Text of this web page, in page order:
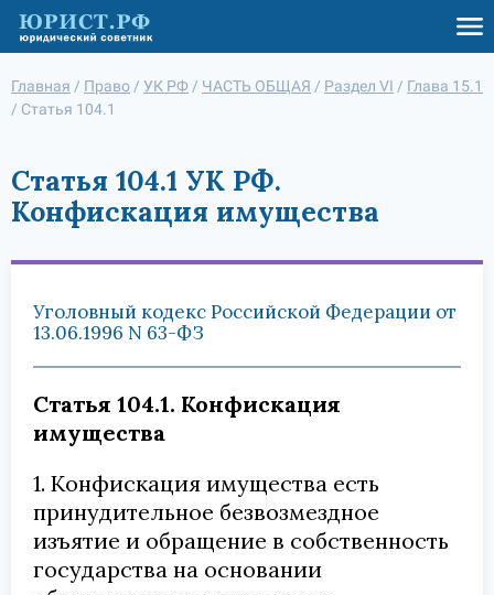
Главная / Право / УК РФ / ЧАСТЬ ОБЩАЯ / Раздел VI / Глава 15.1
/ Статья 104.1
Статья 104.1 УК РФ.
Конфискация имущества
Уголовный кодекс Российской Федерации от
13.06.1996 N 63-ФЗ
Статья 104.1. Конфискация
имущества
1. Конфискация имущества есть
принудительное безвозмездное
изъятие и обращение в собственность
государства на основании